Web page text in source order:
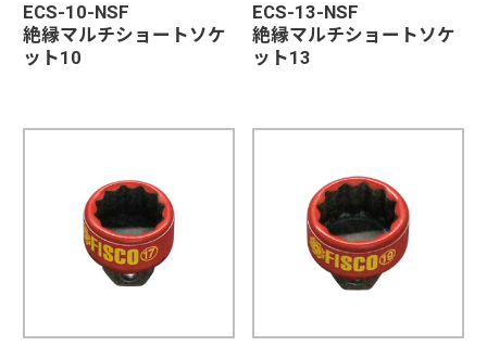
ECS-10-NSF
絶縁マルチショートソケ
ット10
ECS-13-NSF
絶縁マルチショートソケ
ット13